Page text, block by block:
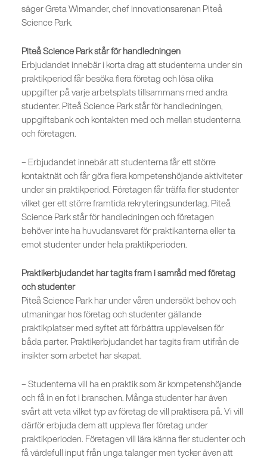
säger Greta Wimander, chef innovationsarenan Piteå
Science Park.
Piteå Science Park står för handledningen
Erbjudandet innebär i korta drag att studenterna under sin
praktikperiod får besöka flera företag och lösa olika
uppgifter på varje arbetsplats tillsammans med andra
studenter. Piteå Science Park står för handledningen,
uppgiftsbank och kontakten med och mellan studenterna
och företagen.
– Erbjudandet innebär att studenterna får ett större
kontaktnät och får göra flera kompetenshöjande aktiviteter
under sin praktikperiod. Företagen får träffa fler studenter
vilket ger ett större framtida rekryteringsunderlag. Piteå
Science Park står för handledningen och företagen
behöver inte ha huvudansvaret för praktikanterna eller ta
emot studenter under hela praktikperioden.
Praktikerbjudandet har tagits fram i samråd med företag
och studenter
Piteå Science Park har under våren undersökt behov och
utmaningar hos företag och studenter gällande
praktikplatser med syftet att förbättra upplevelsen för
båda parter. Praktikerbjudandet har tagits fram utifrån de
insikter som arbetet har skapat.
– Studenterna vill ha en praktik som är kompetenshöjande
och få in en fot i branschen. Många studenter har även
svårt att veta vilket typ av företag de vill praktisera på. Vi vill
därför erbjuda dem att uppleva fler företag under
praktikperioden. Företagen vill lära känna fler studenter och
få värdefull input från unga talanger men tycker även att